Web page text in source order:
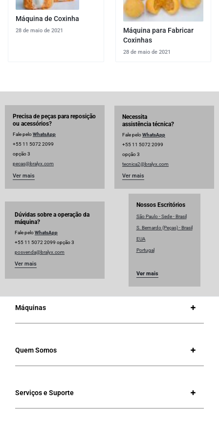
Máquina de Coxinha
28 de maio de 2021
Máquina para Fabricar
Coxinhas
28 de maio de 2021
Precisa de peças para reposição
ou acessórios?
Fale peloWhatsApp
+55 11 5072 2099
opção 3
pecas@bralyx.com
Ver mais
Necessita
assistência técnica?
Fale peloWhatsApp
+55 11 5072 2099
opção 3
tecnica2@bralyx.com
Ver mais
Dúvidas sobre a operação da
máquina?
Fale peloWhatsApp
+55 11 5072 2099 opção 3
posvenda@bralyx.com
Ver mais
Nossos Escritórios
São Paulo - Sede - Brasil
S. Bernardo (Peças) - Brasil
EUA
Portugal
Ver mais
Máquinas
Quem Somos
Serviços e Suporte